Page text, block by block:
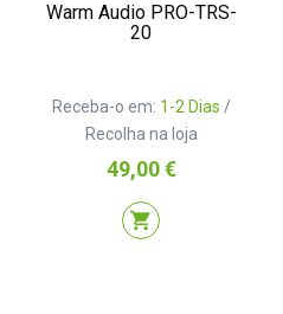
Warm Audio PRO-TRS-
20
Receba-o em: 1-2 Dias /
Recolha na loja
Preço
49,00 €
shopping_cart